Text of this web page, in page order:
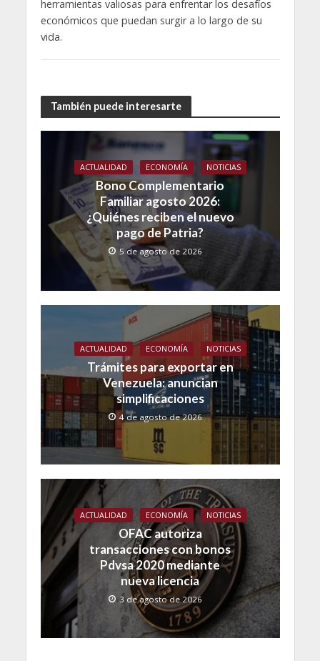
herramientas valiosas para enfrentar los desafíos
económicos que puedan surgir a lo largo de su
vida.
También puede interesarte
ACTUALIDAD ECONOMÍA NOTICIAS
Bono Complementario
Familiar agosto 2026:
¿Quiénes reciben el nuevo
pago de Patria?
5 de agosto de 2026
ACTUALIDAD ECONOMÍA NOTICIAS
Trámites para exportar en
Venezuela: anuncian
simplificaciones
4 de agosto de 2026
ACTUALIDAD ECONOMÍA NOTICIAS
OFAC autoriza
transacciones con bonos
Pdvsa 2020 mediante
nueva licencia
3 de agosto de 2026